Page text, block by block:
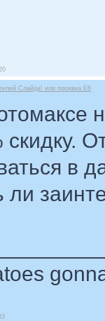
Слайда! или проявка E6
скидку.
в
ли